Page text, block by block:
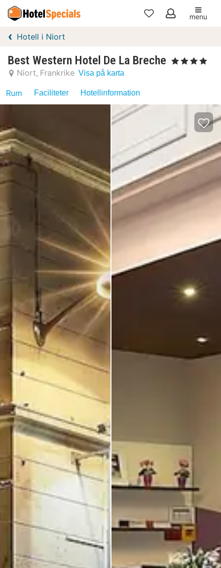
Mina
menu
Hotell i Niort
Best Western Hotel De La Breche , 4 Stjärnor
Niort Frankrike Visa på karta
Rum Faciliteter Hotellinformation